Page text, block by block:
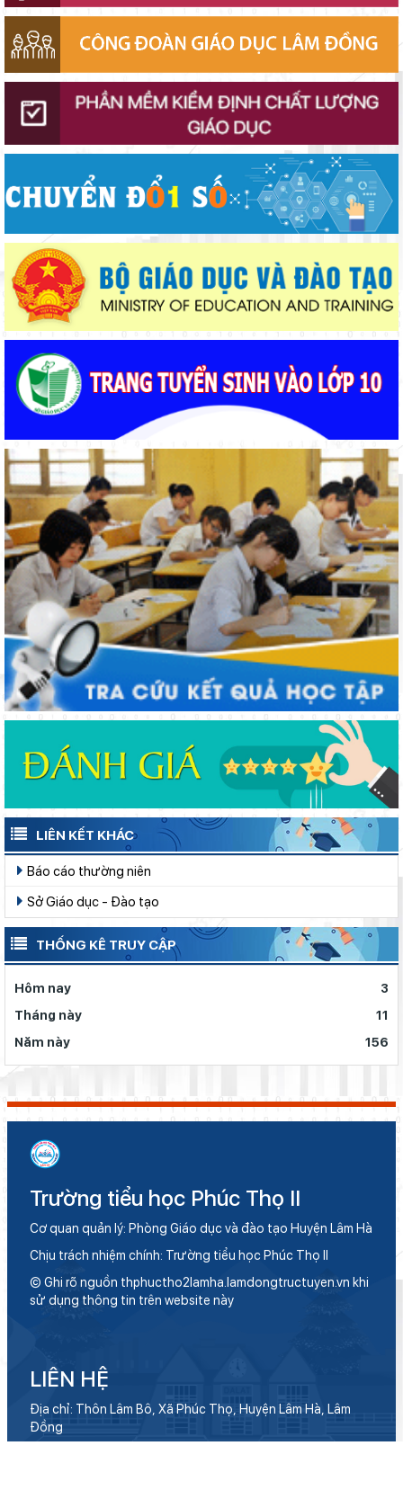
sắp xếp cơ sở giáo dục công lập
Phó Chủ tịch UBND tỉnh Lâm Đồng Nguyễn Minh kiểm tra tiến
độ Dự án Trường TH&THCS Xuân Hương
chính gắn với áp dụng ISO 9001:2015
Đánh giá tình hình triển khai sắp xếp, tổ chức cơ sở giáo dục
Ban Văn hóa - Xã hội HĐND tỉnh Lâm Đồng khảo sát thực hiện
chính sách giáo dục hòa nhập
Thắp sáng văn hóa đọc từ những “Thư viện thân thiện”
Gieo mầm hiếu học nơi vùng xa
Từ khát vọng dân giàu, nước mạnh đến lý luận kinh tế thị
trường định hướng XHCN trong kỷ nguyên mới - Bài 2: Khơi
thông nguồn lực, vững bước tiến vào kỷ nguyên mới (tiếp theo
Thí điểm giáo dục AI góp phần đổi mới quản trị, nâng cao hiệu
quả hoạt động giáo dục
Lâm Đồng tập huấn cán bộ quản lý ngành Giáo dục, sẵn sàng
cho năm học 2026 - 2027
giáo viên
Giữ vững nền tảng tư tưởng của Ðảng từ học đường
phòng, chống đuối nước và sơ cấp cứu cho thanh thiếu nhi
Đẩy mạnh truyền thông về giáo dục nghề nghiệp trong toàn
ngành năm 2026
LIÊN KẾT KHÁC
Báo cáo thường niên
Sở Giáo dục - Đào tạo
THỐNG KÊ TRUY CẬP
Hôm nay
3
Tháng này
11
Năm này
156
Trường tiểu học Phúc Thọ II
Cơ quan quản lý: Phòng Giáo dục và đào tạo Huyện Lâm Hà
Chịu trách nhiệm chính: Trường tiểu học Phúc Thọ II
© Ghi rõ nguồn thphuctho2lamha.lamdongtructuyen.vn khi
sử dụng thông tin trên website này
LIÊN HỆ
Địa chỉ: Thôn Lâm Bô, Xã Phúc Thọ, Huyện Lâm Hà, Lâm
Đồng